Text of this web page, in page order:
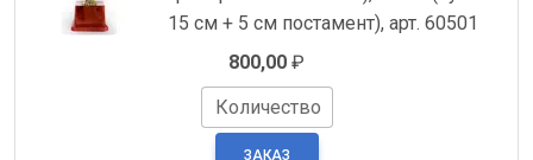
15 см + 5 см постамент), арт. 60501
800,00 ₽
Количество